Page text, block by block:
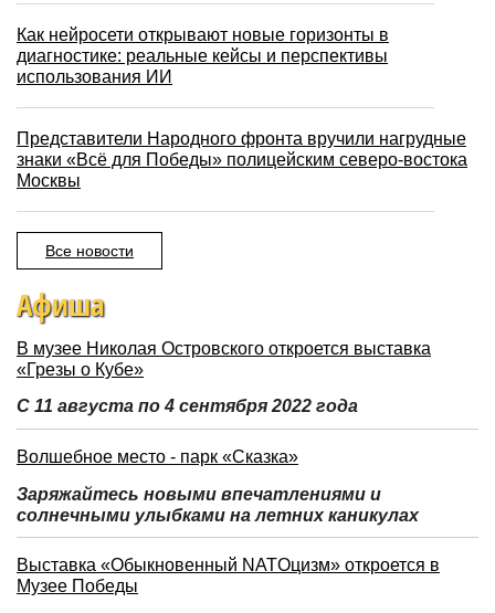
Как нейросети открывают новые горизонты в
диагностике: реальные кейсы и перспективы
использования ИИ
Представители Народного фронта вручили нагрудные
знаки «Всё для Победы» полицейским северо-востока
Москвы
Все новости
Афиша
В музее Николая Островского откроется выставка
«Грезы о Кубе»
С 11 августа по 4 сентября 2022 года
Волшебное место - парк «Сказка»
Заряжайтесь новыми впечатлениями и
солнечными улыбками на летних каникулах
Выставка «Обыкновенный NATOцизм» откроется в
Музее Победы